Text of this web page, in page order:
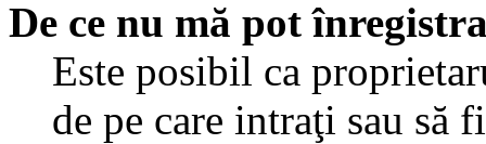
De ce nu mă pot
Este posibil ca
de pe care intraţi sau să